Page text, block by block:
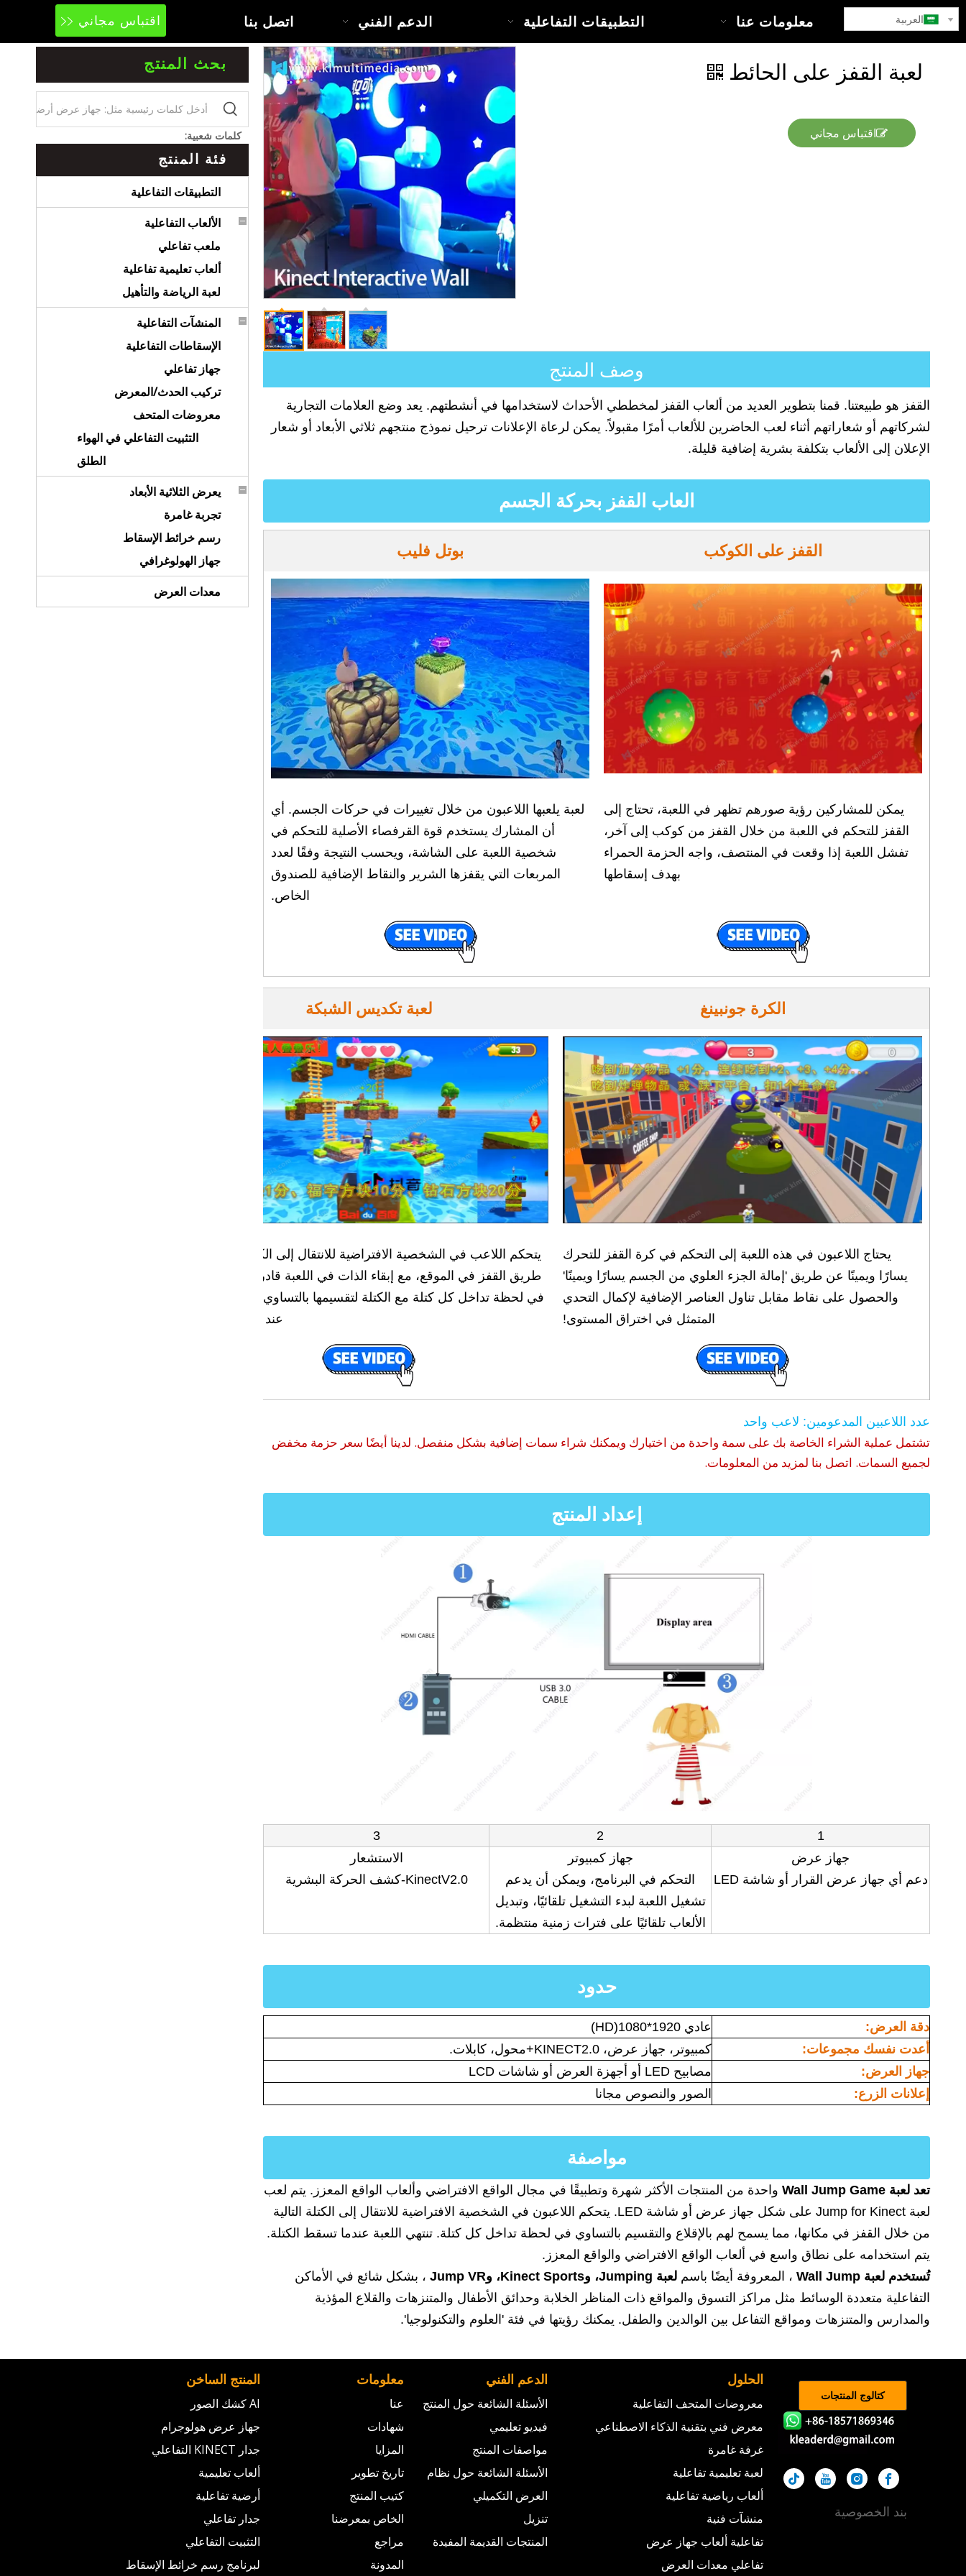
معلومات عنا التطبيقات التفاعلية الدعم الفني اتصل بنا اقتباس مجاني العربية
بحث المنتج
كلمات شعبية:
فئة المنتج
التطبيقات التفاعلية
الألعاب التفاعلية
ملعب تفاعلي
ألعاب تعليمية تفاعلية
لعبة الرياضة والتأهيل
المنشآت التفاعلية
الإسقاطات التفاعلية
جهاز تفاعلي
تركيب الحدث/المعرض
معروضات المتحف
التثبيت التفاعلي في الهواء
الطلق
يعرض الثلاثية الأبعاد
تجربة غامرة
رسم خرائط الإسقاط
جهاز الهولوغرافي
معدات العرض
لعبة القفز على الحائط
اقتباس مجاني
وصف المنتج
القفز هو طبيعتنا. قمنا بتطوير العديد من ألعاب القفز لمخططي الأحداث لاستخدامها في أنشطتهم. يعد وضع العلامات التجارية
لشركاتهم أو شعاراتهم أثناء لعب الحاضرين للألعاب أمرًا مقبولاً. يمكن لرعاة الإعلانات ترحيل نموذج منتجهم ثلاثي الأبعاد أو شعار
الإعلان إلى الألعاب بتكلفة بشرية إضافية قليلة.
العاب القفز بحركة الجسم
القفز على الكوكب بوتل فليب
يمكن للمشاركين رؤية صورهم تظهر في اللعبة، تحتاج إلى
القفز للتحكم في اللعبة من خلال القفز من كوكب إلى آخر،
تفشل اللعبة إذا وقعت في المنتصف، واجه الحزمة الحمراء
بهدف إسقاطها
لعبة يلعبها اللاعبون من خلال تغييرات في حركات الجسم. أي
أن المشارك يستخدم قوة القرفصاء الأصلية للتحكم في
شخصية اللعبة على الشاشة، ويحسب النتيجة وفقًا لعدد
المربعات التي يقفزها الشرير والنقاط الإضافية للصندوق
الخاص.
الكرة جونبينغ لعبة تكديس الشبكة
يحتاج اللاعبون في هذه اللعبة إلى التحكم في كرة القفز للتحرك
يسارًا ويمينًا عن طريق 'إمالة الجزء العلوي من الجسم يسارًا ويمينًا'
والحصول على نقاط مقابل تناول العناصر الإضافية لإكمال التحدي
المتمثل في اختراق المستوى!
يتحكم اللاعب في الشخصية الافتراضية للانتقال إلى الكتلة التالية عن
طريق القفز في الموقع، مع إبقاء الذات في اللعبة قادرة على الإقلاع
في لحظة تداخل كل كتلة مع الكتلة لتقسيمها بالتساوي، وتنتهي اللعبة
عند سقوط الكتلة.
عدد اللاعبين المدعومين: لاعب واحد
تشتمل عملية الشراء الخاصة بك على سمة واحدة من اختيارك ويمكنك شراء سمات إضافية بشكل منفصل. لدينا أيضًا سعر حزمة مخفض
لجميع السمات. اتصل بنا لمزيد من المعلومات.
إعداد المنتج
1
2
3
جهاز عرض
دعم أي جهاز عرض القرار أو شاشة LED
جهاز كمبيوتر
التحكم في البرنامج، ويمكن أن يدعم
تشغيل اللعبة لبدء التشغيل تلقائيًا، وتبديل
الألعاب تلقائيًا على فترات زمنية منتظمة.
الاستشعار
KinectV2.0-كشف الحركة البشرية
حدود
دقة العرض:
عادي 1920*1080(HD)
أعدت نفسك مجموعات:
كمبيوتر، جهاز عرض، KINECT2.0+محول، كابلات.
جهاز العرض:
مصابيح LED أو أجهزة العرض أو شاشات LCD
إعلانات الزرع:
الصور والنصوص مجانا
مواصفة
تعد لعبة Wall Jump Game
واحدة من المنتجات الأكثر شهرة وتطبيقًا في مجال الواقع الافتراضي وألعاب الواقع المعزز. يتم لعب
لعبة Jump for Kinect على شكل جهاز عرض أو شاشة LED. يتحكم اللاعبون في الشخصية الافتراضية للانتقال إلى الكتلة التالية
من خلال القفز في مكانها، مما يسمح لهم بالإقلاع والتقسيم بالتساوي في لحظة تداخل كل كتلة. تنتهي اللعبة عندما تسقط الكتلة.
يتم استخدامه على نطاق واسع في ألعاب الواقع الافتراضي والواقع المعزز.
تُستخدم لعبة Wall Jump
، المعروفة أيضًا باسم لعبة Jumping، وKinect Sports، وJump VR
، بشكل شائع في الأماكن
التفاعلية متعددة الوسائط مثل مراكز التسوق والمواقع ذات المناظر الخلابة وحدائق الأطفال والمتنزهات والقلاع المؤذية
والمدارس والمتنزهات ومواقع التفاعل بين الوالدين والطفل. يمكنك رؤيتها في فئة 'العلوم والتكنولوجيا'.
كتالوج المنتجات
بند الخصوصية
الحلول
معروضات المتحف التفاعلية
معرض فني بتقنية الذكاء الاصطناعي
غرفة غامرة
لعبة تعليمية تفاعلية
ألعاب رياضية تفاعلية
منشآت فنية
تفاعلية ألعاب جهاز عرض
تفاعلي معدات العرض
الدعم الفني
الأسئلة الشائعة حول المنتج
فيديو تعليمي
مواصفات المنتج
الأسئلة الشائعة حول نظام
العرض التكميلي
تنزيل
المنتجات القديمة المفيدة
معلومات
عنا
شهادات
المزايا
تاريخ تطوير
كتيب المنتج
الخاص بمعرضنا
مراجع
المدونة
المنتج الساخن
AI كشك الصور
جهاز عرض هولوجرام
جدار KINECT التفاعلي
ألعاب تعليمية
أرضية تفاعلية
جدار تفاعلي
التثبيت التفاعلي
لبرنامج رسم خرائط الإسقاط